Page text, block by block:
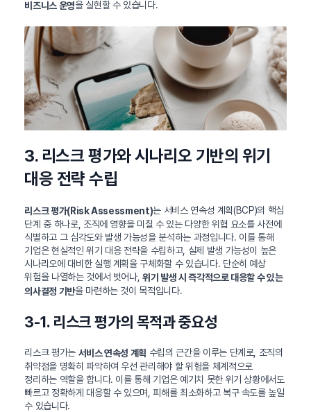
비즈니스 운영을 실현할 수 있습니다.
3. 리스크 평가와 시나리오 기반의 위기
대응 전략 수립
리스크 평가(Risk Assessment)는 서비스 연속성 계획(BCP)의 핵심
단계 중 하나로, 조직에 영향을 미칠 수 있는 다양한 위협 요소를 사전에
식별하고 그 심각도와 발생 가능성을 분석하는 과정입니다. 이를 통해
기업은 현실적인 위기 대응 전략을 수립하고, 실제 발생 가능성이 높은
시나리오에 대비한 실행 계획을 구체화할 수 있습니다. 단순히 예상
위험을 나열하는 것에서 벗어나,위기 발생 시 즉각적으로 대응할 수 있는
의사결정 기반을 마련하는 것이 목적입니다.
3-1. 리스크 평가의 목적과 중요성
리스크 평가는 서비스 연속성 계획 수립의 근간을 이루는 단계로, 조직의
취약점을 명확히 파악하여 우선 관리해야 할 위험을 체계적으로
정리하는 역할을 합니다. 이를 통해 기업은 예기치 못한 위기 상황에서도
빠르고 정확하게 대응할 수 있으며, 피해를 최소화하고 복구 속도를 높일
수 있습니다.